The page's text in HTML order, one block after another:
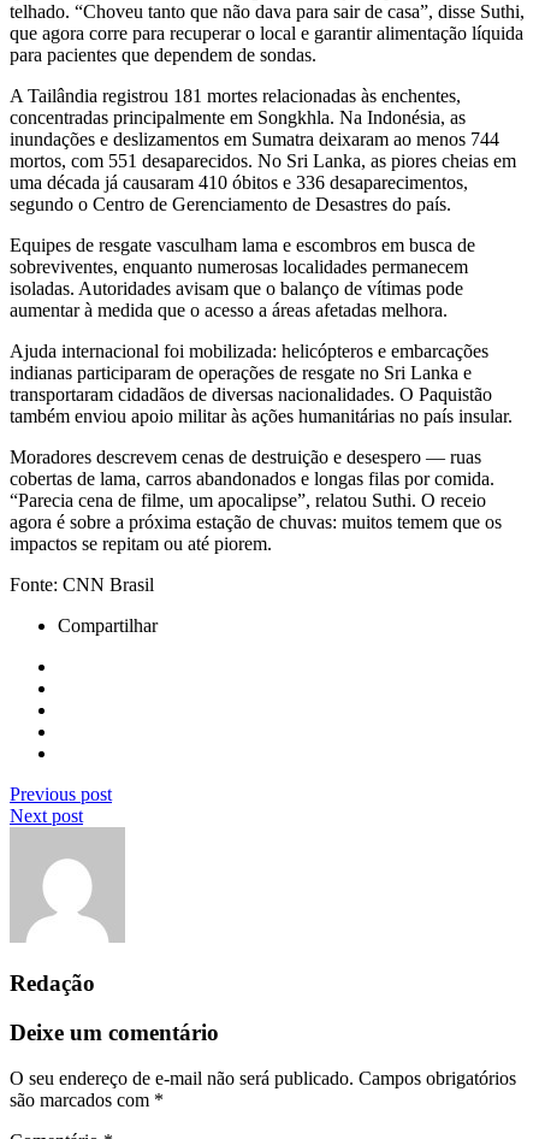
telhado. “Choveu tanto que não dava para sair de casa”, disse Suthi,
que agora corre para recuperar o local e garantir alimentação líquida
para pacientes que dependem de sondas.
A Tailândia registrou 181 mortes relacionadas às enchentes,
concentradas principalmente em Songkhla. Na Indonésia, as
inundações e deslizamentos em Sumatra deixaram ao menos 744
mortos, com 551 desaparecidos. No Sri Lanka, as piores cheias em
uma década já causaram 410 óbitos e 336 desaparecimentos,
segundo o Centro de Gerenciamento de Desastres do país.
Equipes de resgate vasculham lama e escombros em busca de
sobreviventes, enquanto numerosas localidades permanecem
isoladas. Autoridades avisam que o balanço de vítimas pode
aumentar à medida que o acesso a áreas afetadas melhora.
Ajuda internacional foi mobilizada: helicópteros e embarcações
indianas participaram de operações de resgate no Sri Lanka e
transportaram cidadãos de diversas nacionalidades. O Paquistão
também enviou apoio militar às ações humanitárias no país insular.
Moradores descrevem cenas de destruição e desespero — ruas
cobertas de lama, carros abandonados e longas filas por comida.
“Parecia cena de filme, um apocalipse”, relatou Suthi. O receio
agora é sobre a próxima estação de chuvas: muitos temem que os
impactos se repitam ou até piorem.
Fonte: CNN Brasil
Compartilhar
Previous post
Next post
Redação
Deixe um comentário
O seu endereço de e-mail não será publicado. Campos obrigatórios
são marcados com *